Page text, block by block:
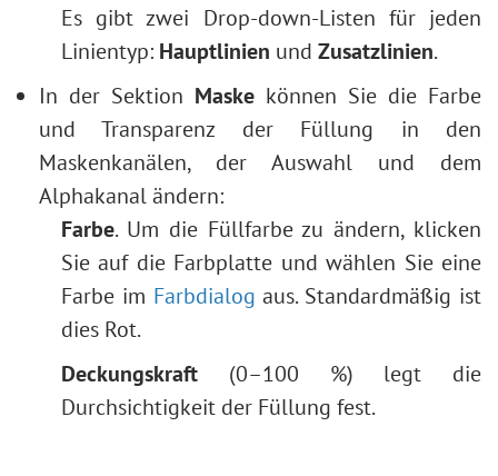
Es gibt zwei Drop-down-Listen für jeden
Linientyp: Hauptlinien und Zusatzlinien.
In der Sektion Maske können Sie die Farbe
und Transparenz der Füllung in den
Maskenkanälen, der Auswahl und dem
Alphakanal ändern:
Farbe. Um die Füllfarbe zu ändern, klicken
Sie auf die Farbplatte und wählen Sie eine
Farbe im Farbdialog aus. Standardmäßig ist
dies Rot.
Deckungskraft (0–100 %) legt die
Durchsichtigkeit der Füllung fest.